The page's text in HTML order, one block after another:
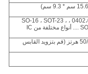
0402،0603،0805،1206،1210،3528،5050 ، SO-16 ، SOT-23 ،
SOT-89 ، TO-252 ، SOP ، QFN ، LQFP .... أنواع مختلفة من IC
تيار متردد 110 فولت / 220 فولت ، 50/60 هرتز (قم بتزويد القابس